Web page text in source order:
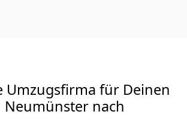
Umzugsfirma für Deinen
Neumünster nach